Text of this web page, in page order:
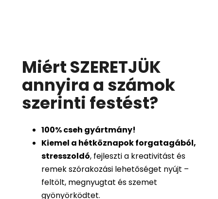
Miért SZERETJÜK
annyira a számok
szerinti festést?
100%cseh gyártmány!
Kiemel a hétköznapok forgatagából,
stresszoldó, fejleszti a kreativitást és
remek szórakozási lehetőséget nyújt –
feltölt, megnyugtat és szemet
gyönyörködtet.